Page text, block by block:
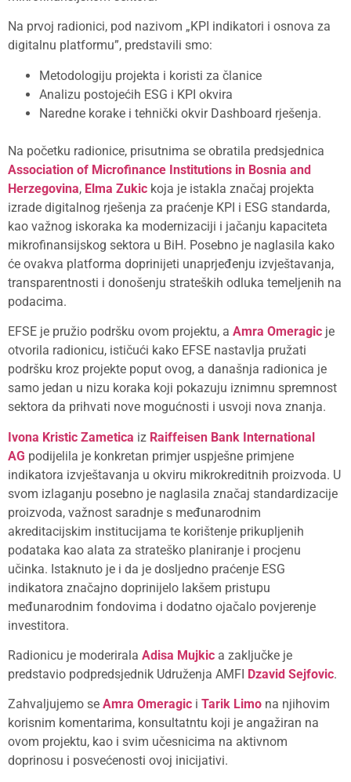
Na prvoj radionici, pod nazivom „KPI indikatori i osnova za
digitalnu platformu”, predstavili smo:
Metodologiju projekta i koristi za članice
Analizu postojećih ESG i KPI okvira
Naredne korake i tehnički okvir Dashboard rješenja.
Na početku radionice, prisutnima se obratila predsjednica
Association of Microfinance Institutions in Bosnia and
Herzegovina, Elma Zukic koja je istakla značaj projekta
izrade digitalnog rješenja za praćenje KPI i ESG standarda,
kao važnog iskoraka ka modernizaciji i jačanju kapaciteta
mikrofinansijskog sektora u BiH. Posebno je naglasila kako
će ovakva platforma doprinijeti unaprjeđenju izvještavanja,
transparentnosti i donošenju strateških odluka temeljenih na
podacima.
EFSE je pružio podršku ovom projektu, a Amra Omeragic je
otvorila radionicu, ističući kako EFSE nastavlja pružati
podršku kroz projekte poput ovog, a današnja radionica je
samo jedan u nizu koraka koji pokazuju iznimnu spremnost
sektora da prihvati nove mogućnosti i usvoji nova znanja.
Ivona Kristic Zametica iz Raiffeisen Bank International
AG podijelila je konkretan primjer uspješne primjene
indikatora izvještavanja u okviru mikrokreditnih proizvoda. U
svom izlaganju posebno je naglasila značaj standardizacije
proizvoda, važnost saradnje s međunarodnim
akreditacijskim institucijama te korištenje prikupljenih
podataka kao alata za strateško planiranje i procjenu
učinka. Istaknuto je i da je dosljedno praćenje ESG
indikatora značajno doprinijelo lakšem pristupu
međunarodnim fondovima i dodatno ojačalo povjerenje
investitora.
Radionicu je moderirala Adisa Mujkic a zaključke je
predstavio podpredsjednik Udruženja AMFI Dzavid Sejfovic.
Zahvaljujemo se Amra Omeragic i Tarik Limo na njihovim
korisnim komentarima, konsultatntu koji je angažiran na
ovom projektu, kao i svim učesnicima na aktivnom
doprinosu i posvećenosti ovoj inicijativi.